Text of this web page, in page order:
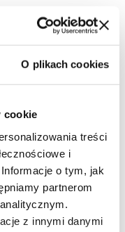
O plikach cookies
cookie
treści
i
o tym, jak
partnerom
z innymi danymi
z ponad 20-letnią
produktów
na rysunkach i
nazwą auta,
5,0 x 14,0 cm